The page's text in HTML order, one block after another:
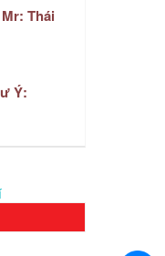
Thái
Ý: